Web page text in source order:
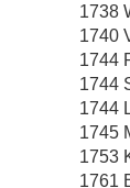
1738
1740
1744
1744
1744
1745
1753
1761